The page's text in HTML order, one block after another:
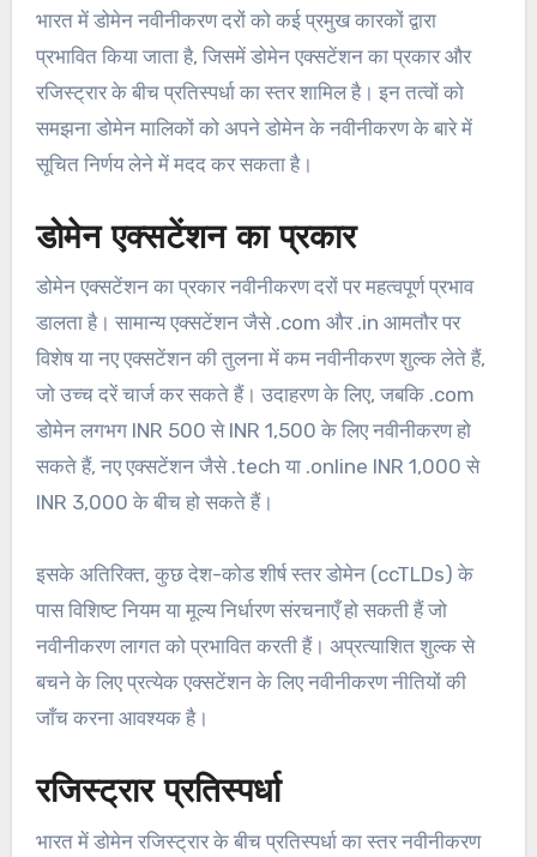
भारत में डोमेन नवीनीकरण दरों को कई प्रमुख कारकों द्वारा
प्रभावित किया जाता है, जिसमें डोमेन एक्सटेंशन का प्रकार और
रजिस्ट्रार के बीच प्रतिस्पर्धा का स्तर शामिल है। इन तत्वों को
समझना डोमेन मालिकों को अपने डोमेन के नवीनीकरण के बारे में
सूचित निर्णय लेने में मदद कर सकता है।
डोमेन एक्सटेंशन का प्रकार
डोमेन एक्सटेंशन का प्रकार नवीनीकरण दरों पर महत्वपूर्ण प्रभाव
डालता है। सामान्य एक्सटेंशन जैसे .com और .in आमतौर पर
विशेष या नए एक्सटेंशन की तुलना में कम नवीनीकरण शुल्क लेते हैं,
जो उच्च दरें चार्ज कर सकते हैं। उदाहरण के लिए, जबकि .com
डोमेन लगभग INR 500 से INR 1,500 के लिए नवीनीकरण हो
सकते हैं, नए एक्सटेंशन जैसे .tech या .online INR 1,000 से
INR 3,000 के बीच हो सकते हैं।
इसके अतिरिक्त, कुछ देश-कोड शीर्ष स्तर डोमेन (ccTLDs) के
पास विशिष्ट नियम या मूल्य निर्धारण संरचनाएँ हो सकती हैं जो
नवीनीकरण लागत को प्रभावित करती हैं। अप्रत्याशित शुल्क से
बचने के लिए प्रत्येक एक्सटेंशन के लिए नवीनीकरण नीतियों की
जाँच करना आवश्यक है।
रजिस्ट्रार प्रतिस्पर्धा
भारत में डोमेन रजिस्ट्रार के बीच प्रतिस्पर्धा का स्तर नवीनीकरण